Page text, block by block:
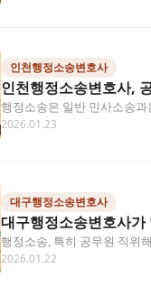
인천행정소송변호사
인천행정소송변호사,
행정소송은 일반 민사소송
정소송을 준비 중이시라면,…
2026.01.23
대구행정소송변호사
대구행정소송변호사
행정소송, 특히 공무원 직위
겪고 계신다면, 이 글에서…
2026.01.22